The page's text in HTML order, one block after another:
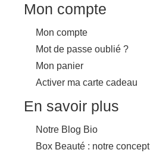
Mon compte
Mon compte
Mot de passe oublié ?
Mon panier
Activer ma carte cadeau
En savoir plus
Notre Blog Bio
Box Beauté : notre concept